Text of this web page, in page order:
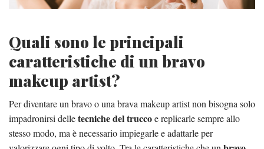
Quali sono le principali
caratteristiche di un bravo
makeup artist?
Per diventare un bravo o una brava makeup artist non bisogna solo
impadronirsi delletecniche del truccoe replicarle sempre allo
stesso modo, ma è necessario impiegarle e adattarle per